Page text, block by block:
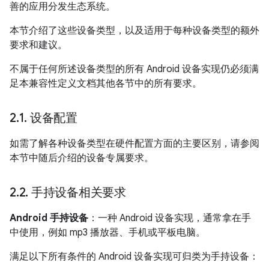
善的应用分发生态系统。
本节介绍了这些设备类型，以及适用于每种设备类型的额外
要求和建议。
不属于任何所述设备类型的所有 Android 设备实现仍必须满
足本兼容性定义文档其他各节中的所有要求。
2.1. 设备配置
如需了解各种设备类型在硬件配置方面的主要区别，请参阅
本节中随后介绍的设备专属要求。
2.2. 手持设备相关要求
Android 手持设备 ：一种 Android 设备实现，通常拿在手
中使用，例如 mp3 播放器、手机或平板电脑。
满足以下所有条件的 Android 设备实现可归类为手持设备：